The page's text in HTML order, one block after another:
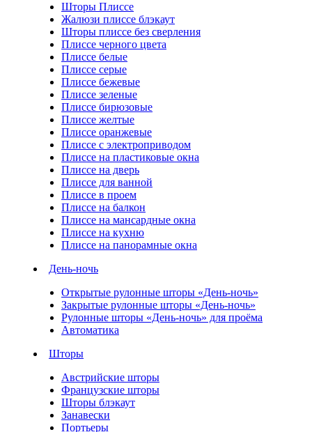
Шторы Плиссе
Жалюзи плиссе блэкаут
Шторы плиссе без сверления
Плиссе черного цвета
Плиссе белые
Плиссе серые
Плиссе бежевые
Плиссе зеленые
Плиссе бирюзовые
Плиссе желтые
Плиссе оранжевые
Плиссе с электроприводом
Плиссе на пластиковые окна
Плиссе на дверь
Плиссе для ванной
Плиссе в проем
Плиссе на балкон
Плиссе на мансардные окна
Плиссе на кухню
Плиссе на панорамные окна
День-ночь
Открытые рулонные шторы «День-ночь»
Закрытые рулонные шторы «День-ночь»
Рулонные шторы «День-ночь» для проёма
Автоматика
Шторы
Австрийские шторы
Французские шторы
Шторы блэкаут
Занавески
Портьеры